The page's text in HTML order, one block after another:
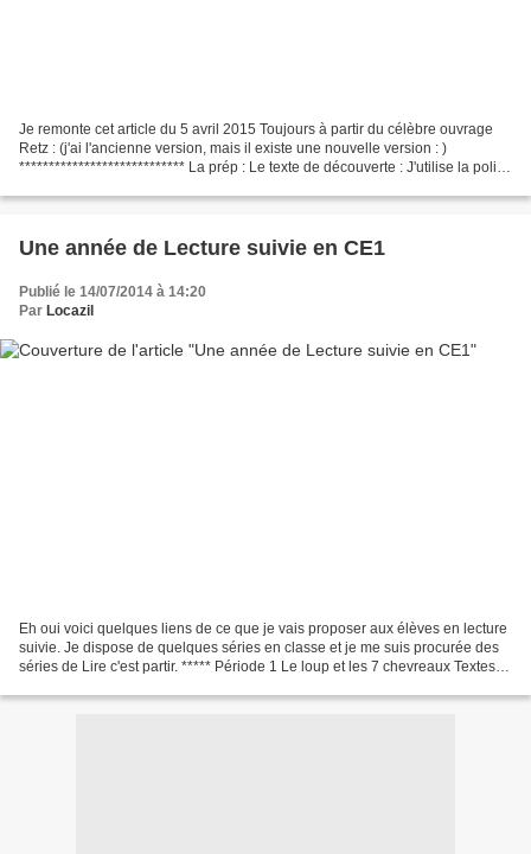
Je remonte cet article du 5 avril 2015 Toujours à partir du célèbre ouvrage
Retz : (j'ai l'ancienne version, mais il existe une nouvelle version : )
**************************** La prép : Le texte de découverte : J'utilise la police
Une année de Lecture suivie en CE1
Publié le 14/07/2014 à 14:20
Par Locazil
Eh oui voici quelques liens de ce que je vais proposer aux élèves en lecture
suivie. Je dispose de quelques séries en classe et je me suis procurée des
séries de Lire c'est partir. ***** Période 1 Le loup et les 7 chevreaux Textes et